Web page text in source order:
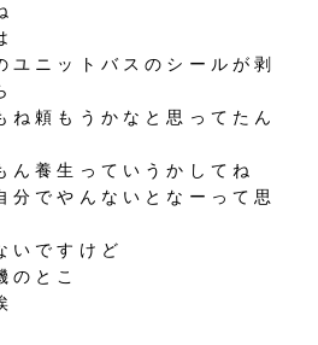
ユニットバスのシールが剥
ね頼もうかなと思ってたん
ん養生っていうかしてね
分でやんないとなーって思
いですけど
のとこ